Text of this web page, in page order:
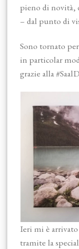
pieno di novità,
– dal punto di
Sono tornato
in particolar
grazie alla
Ieri mi è
tramite la